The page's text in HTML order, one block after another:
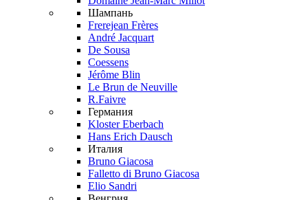
Шампань
Frerejean Frères
André Jacquart
De Sousa
Coessens
Jérôme Blin
Le Brun de Neuville
R.Faivre
Германия
Kloster Eberbach
Hans Erich Dausch
Италия
Bruno Giacosa
Falletto di Bruno Giacosa
Elio Sandri